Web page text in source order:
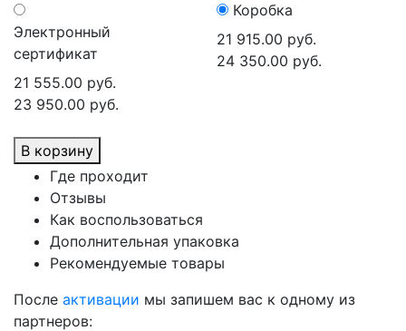
Электронный
сертификат
21 555.00 руб.
23 950.00 руб.
Коробка
21 915.00 руб.
24 350.00 руб.
В корзину
Где проходит
Отзывы
Как воспользоваться
Дополнительная упаковка
Рекомендуемые товары
После активации мы запишем вас к одному из
партнеров: